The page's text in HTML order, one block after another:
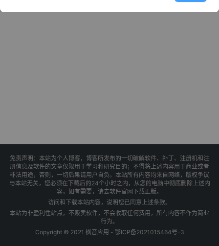
免责声明：本站为个人博客，博客所发布的一切破解软件、补丁、注册机和注
册信息及软件的文章仅限用于学习和研究目的；不得将上述内容用于商业或者
非法用途，否则，一切后果请用户自负。本站所有内容均来自网络，版权争议
与本站无关，您必须在下载后的24个小时之内，从您的电脑中彻底删除上述内
容，如有需要，请去软件官网下载正版。
访问和下载本站内容，说明您已同意上述条款。
本站为非盈利性站点，不贩卖软件，不会收取任何费用，所有内容不作为商业
行为。
Copyright © 2021 枫音应用 - 鄂ICP备2021015464号-3